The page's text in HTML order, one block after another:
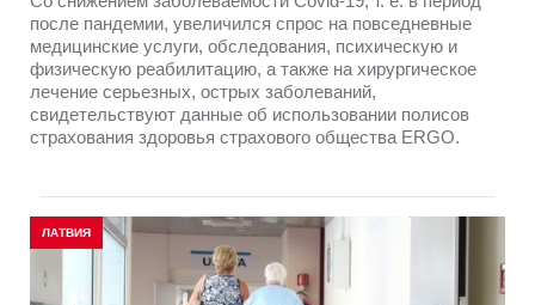
после пандемии, увеличился спрос на повседневные
медицинские услуги, обследования, психическую и
физическую реабилитацию, а также на хирургическое
лечение серьезных, острых заболеваний,
свидетельствуют данные об использовании полисов
страхования здоровья страхового общества ERGO.
ЛАТВИЯ